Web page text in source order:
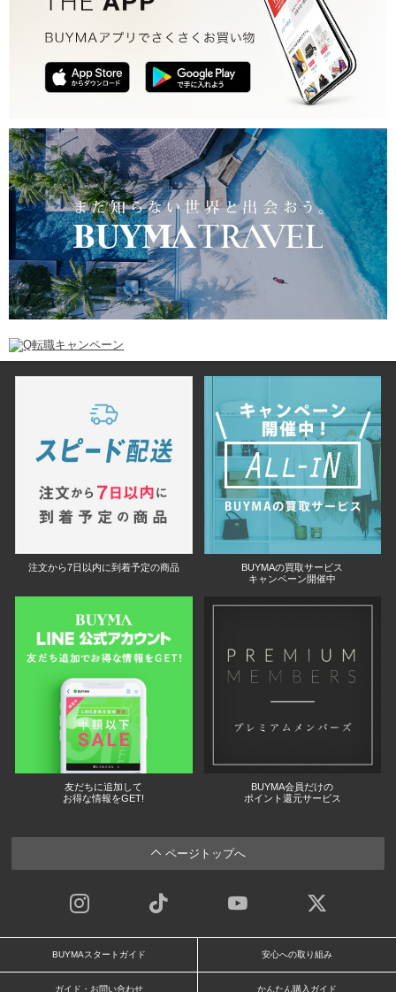
注文から7日以内に到着予定の商品
BUYMAの買取サービス
キャンペーン開催中
友だちに追加して
お得な情報をGET!
BUYMA会員だけの
ポイント還元サービス
ページトップへ
BUYMAスタートガイド 安心への取り組み
ガイド・お問い合わせ かんたん購入ガイド